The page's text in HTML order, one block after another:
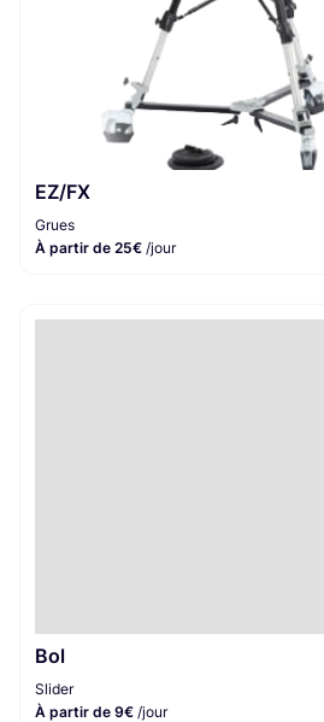
EZ/FX
Grues
À partir de 25€ /jour
Bol
Slider
À partir de 9€ /jour